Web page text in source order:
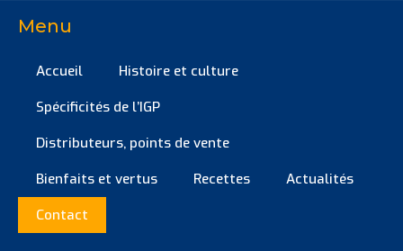
Menu
Accueil
Histoire et culture
Spécificités de l’IGP
Distributeurs, points de vente
Bienfaits et vertus
Recettes
Actualités
Contact